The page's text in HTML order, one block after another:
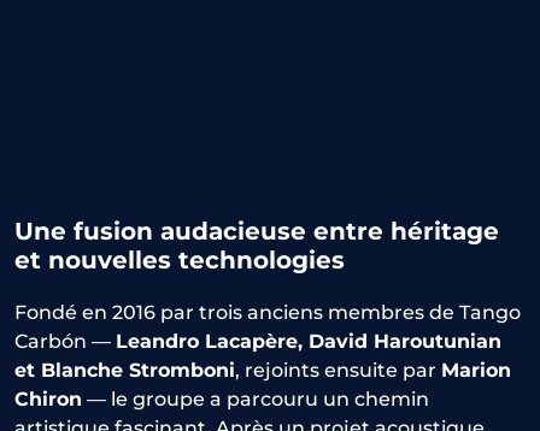
Une fusion audacieuse entre héritage
et nouvelles technologies
Fondé en 2016 par trois anciens membres de Tango
Carbón — Leandro Lacapère, David Haroutunian
et Blanche Stromboni, rejoints ensuite par Marion
Chiron — le groupe a parcouru un chemin